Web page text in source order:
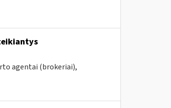
agentai (brokeriai),